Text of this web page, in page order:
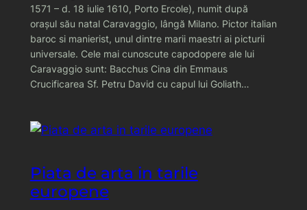
1571 – d. 18 iulie 1610, Porto Ercole), numit după
orașul său natal Caravaggio, lângă Milano. Pictor italian
baroc si manierist, unul dintre marii maestri ai picturii
universale. Cele mai cunoscute capodopere ale lui
Caravaggio sunt: Bacchus Cina din Emmaus
Crucificarea Sf. Petru David cu capul lui Goliath…
Piata de arta in tarile
europene